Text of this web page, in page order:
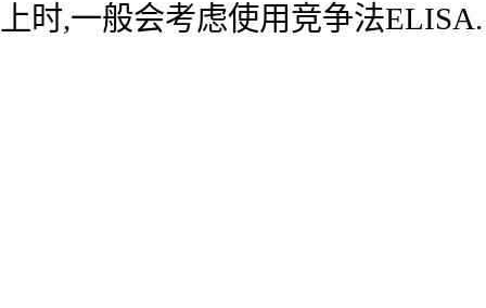
上时,一般会考虑使用竞争法ELISA.